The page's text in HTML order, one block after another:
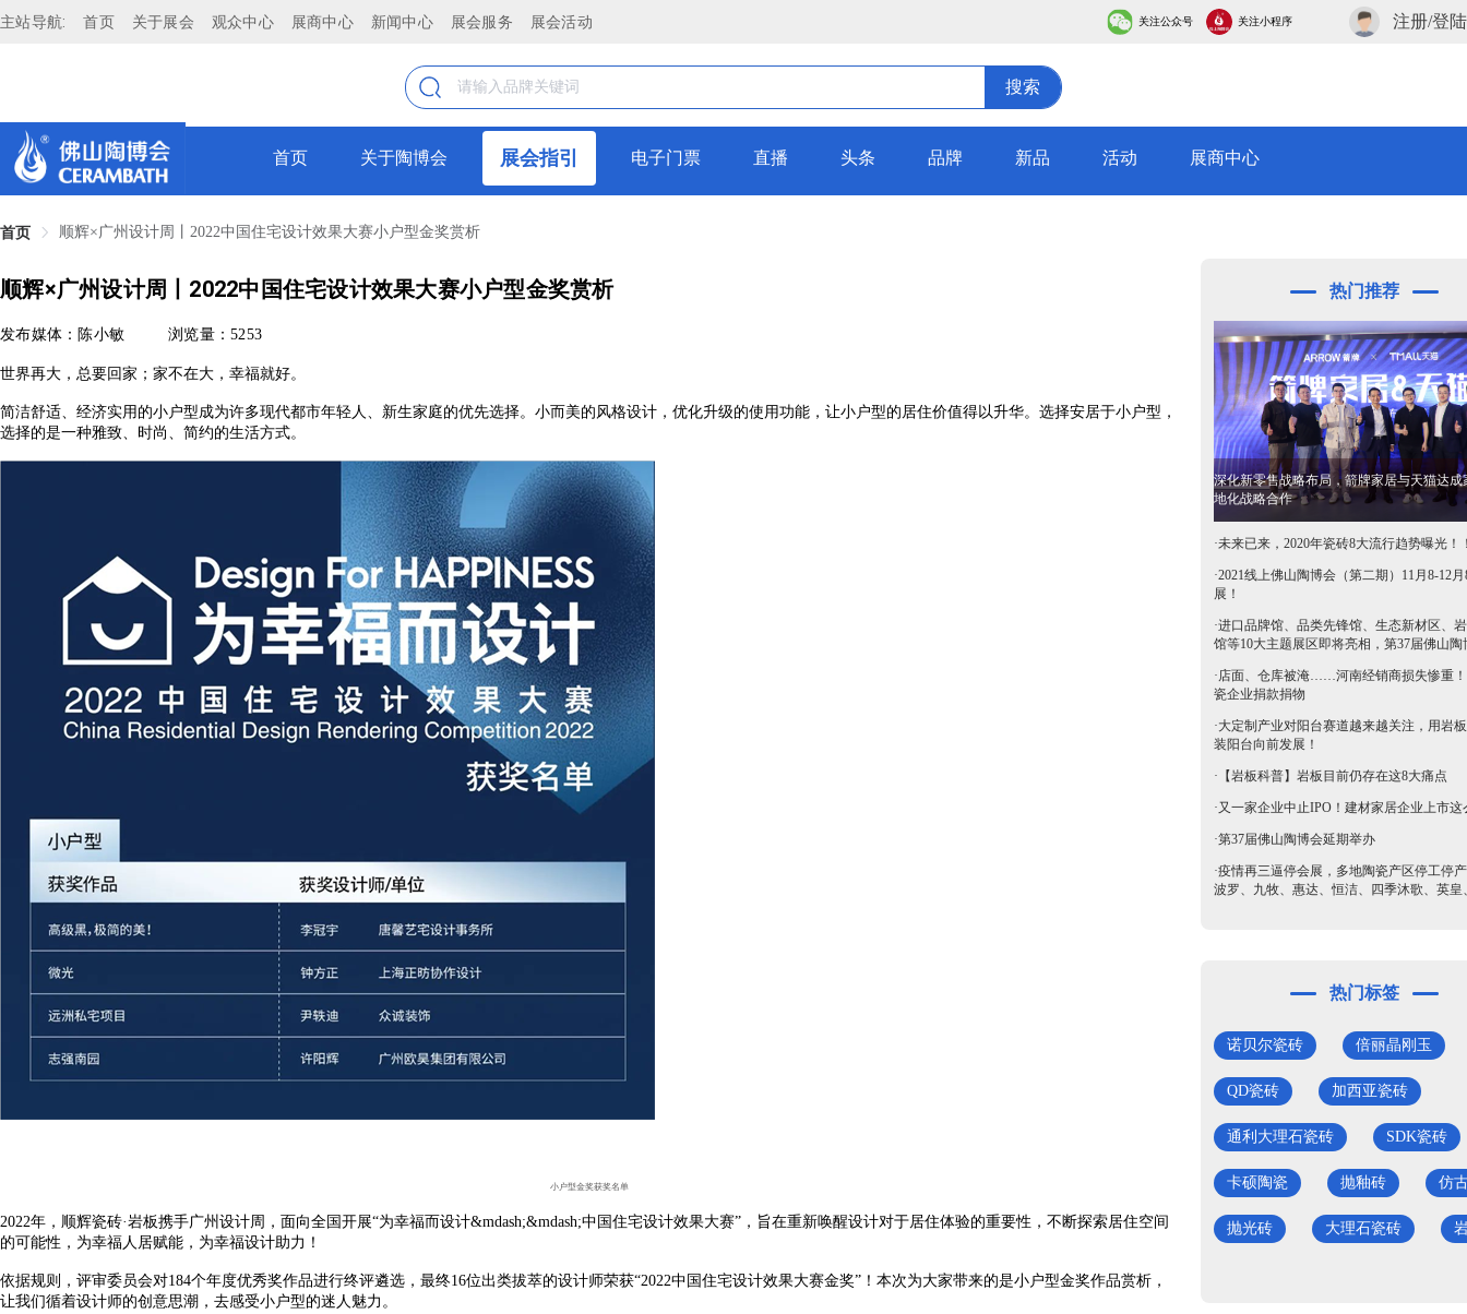
主站导航: 首页 关于展会 观众中心 展商中心 新闻中心 展会服务 展会活动 关注公众号 关注小程序 注册/登陆
搜索
首页 关于陶博会 展会指引 电子门票 直播 头条 品牌 新品 活动 展商中心
首页 顺辉×广州设计周丨2022中国住宅设计效果大赛小户型金奖赏析
顺辉×广州设计周丨2022中国住宅设计效果大赛小户型金奖赏析
发布媒体：陈小敏 浏览量：5253
世界再大，总要回家；家不在大，幸福就好。
简洁舒适、经济实用的小户型成为许多现代都市年轻人、新生家庭的优先选择。小而美的风格设计，优化升级的使用功能，让小户型的居住价值得以升华。选择安居于小户型，
选择的是一种雅致、时尚、简约的生活方式。
小户型金奖获奖名单
2022年，顺辉瓷砖·岩板携手广州设计周，面向全国开展“为幸福而设计&mdash;&mdash;中国住宅设计效果大赛” ，旨在重新唤醒设计对于居住体验的重要性，不断探索居住空间
的可能性，为幸福人居赋能，为幸福设计助力！
依据规则，评审委员会对184个年度优秀奖作品进行终评遴选，最终16位出类拔萃的设计师荣获“2022中国住宅设计效果大赛金奖” ！本次为大家带来的是小户型金奖作品赏析，
让我们循着设计师的创意思潮，去感受小户型的迷人魅力。
热门推荐
深化新零售战略布局，箭牌家居与天猫达成
地化战略合作
·未来已来，2020年瓷砖8大流行趋势曝光！
·2021线上佛山陶博会（第二期）11月8-12
展！
·进口品牌馆、品类先锋馆、生态新材区、
馆等10大主题展区即将亮相，第37届佛山陶
·店面、仓库被淹……河南经销商损失惨重
瓷企业捐款捐物
·大定制产业对阳台赛道越来越关注，用岩
装阳台向前发展！
· 【岩板科普】岩板目前仍存在这8大痛点
·又一家企业中止IPO！建材家居企业上市这
·第37届佛山陶博会延期举办
·疫情再三逼停会展，多地陶瓷产区停工停
波罗、九牧、惠达、恒洁、四季沐歌、英皇
热门标签
诺贝尔瓷砖 倍丽晶刚玉
QD瓷砖 加西亚瓷砖
通利大理石瓷砖 SDK瓷砖
卡硕陶瓷 抛釉砖 仿
抛光砖 大理石瓷砖